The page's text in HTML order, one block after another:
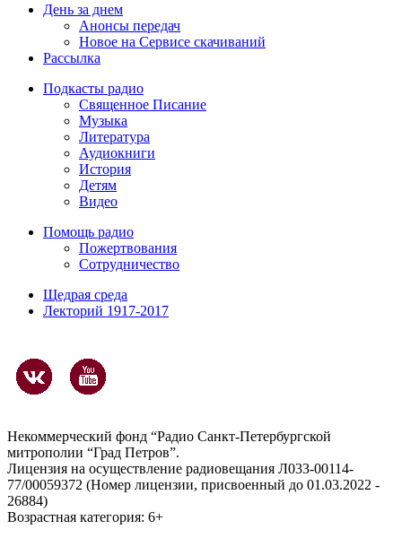
День за днем
Анонсы передач
Новое на Сервисе скачиваний
Рассылка
Подкасты радио
Священное Писание
Музыка
Литература
Аудиокниги
История
Детям
Видео
Помощь радио
Пожертвования
Сотрудничество
Щедрая среда
Лекторий 1917-2017
Некоммерческий фонд “Радио Санкт-Петербургской
митрополии “Град Петров”.
Лицензия на осуществление радиовещания Л033-00114-
77/00059372 (Номер лицензии, присвоенный до 01.03.2022 -
26884)
Возрастная категория: 6+